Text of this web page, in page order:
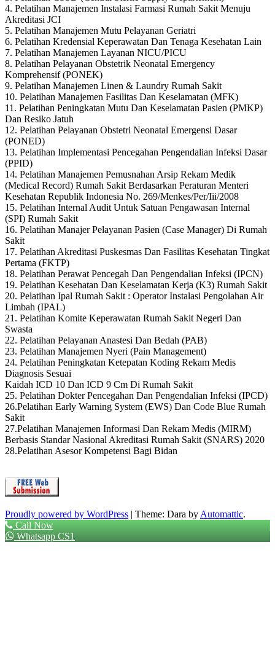
4. Pelatihan Manajemen Instalasi Farmasi Rumah Sakit Menuju
Akreditasi JCI
5. Pelatihan Manajemen Mutu Pelayanan Geriatri
6. Pelatihan Kredensial Keperawatan Dan Tenaga Kesehatan Lain
7. Pelatihan Manajemen Layanan NICU/PICU
8. Pelatihan Pelayanan Obstetrik Neonatal Emergency
Komprehensif (PONEK)
9. Pelatihan Manajemen Linen & Laundry Rumah Sakit
10. Pelatihan Manajemen Fasilitas Dan Keselamatan (MFK)
11. Pelatihan Peningkatan Mutu Dan Keselamatan Pasien (PMKP)
Dan Resiko Jatuh
12. Pelatihan Pelayanan Obstetri Neonatal Emergensi Dasar
(PONED)
13. Pelatihan Implementasi Pencegahan Pengendalian Infeksi Dasar
(PPID)
14. Pelatihan Manajemen Pemusnahan Arsip Rekam Medik
(Medical Record) Rumah Sakit Berdasarkan Peraturan Menteri
Kesehatan Republik Indonesia No. 269/Menkes/Per/Iii/2008
15. Pelatihan Internal Audit Untuk Satuan Pengawasan Internal
(SPI) Rumah Sakit
16. Pelatihan Manajer Pelayanan Pasien (Case Manager) Di Rumah
Sakit
17. Pelatihan Akreditasi Puskesmas Dan Fasilitas Kesehatan Tingkat
Pertama (FKTP)
18. Pelatihan Perawat Pencegah Dan Pengendalian Infeksi (IPCN)
19. Pelatihan Kesehatan Dan Keselamatan Kerja (K3) Rumah Sakit
20. Pelatihan Ipal Rumah Sakit : Operator Instalasi Pengolahan Air
Limbah (IPAL)
21. Pelatihan Komite Keperawatan Rumah Sakit Negeri Dan
Swasta
22. Pelatihan Pelayanan Anastesi Dan Bedah (PAB)
23. Pelatihan Manajemen Nyeri (Pain Management)
24. Pelatihan Peningkatan Ketepatan Koding Rekam Medis
Diagnosis Sesuai
Kaidah ICD 10 Dan ICD 9 Cm Di Rumah Sakit
25. Pelatihan Dokter Pencegahan Dan Pengendalian Infeksi (IPCD)
26.Pelatihan Early Warning System (EWS) Dan Code Blue Rumah
Sakit
27.Pelatihan Manajemen Informasi Dan Rekam Medis (MIRM)
Berbasis Standar Nasional Akreditasi Rumah Sakit (SNARS) 2020
28.Pelatihan Asesor Kompetensi Bagi Bidan
Proudly powered by WordPress | Theme: Dara by Automattic.
Call Now
Whatsapp CS1